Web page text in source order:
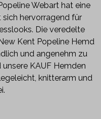
Webart hat eine
hervorragend für
Die veredelte
Kent Popeline Hemd
und angenehm zu
KAUF Hemden
knitterarm und